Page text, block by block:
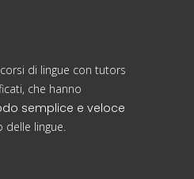
di lingue con tutors
che hanno
semplice e veloce
delle lingue.